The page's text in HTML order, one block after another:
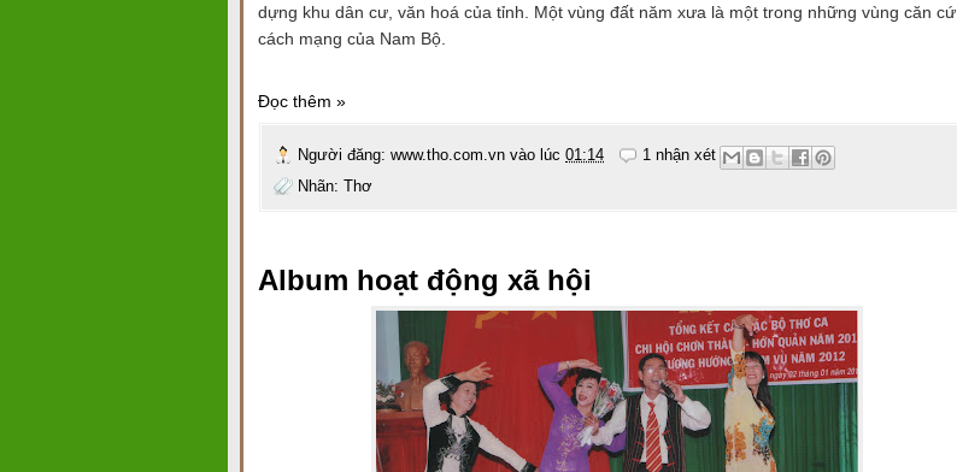
dựng khu dân cư, văn hoá của tỉnh. Một vùng đất năm xưa là một trong những vùng căn cứ
cách mạng của Nam Bộ.
Đọc thêm »
Người đăng: www.tho.com.vn vào lúc 01:14
1 nhận xét
Nhãn: Thơ
Album hoạt động xã hội